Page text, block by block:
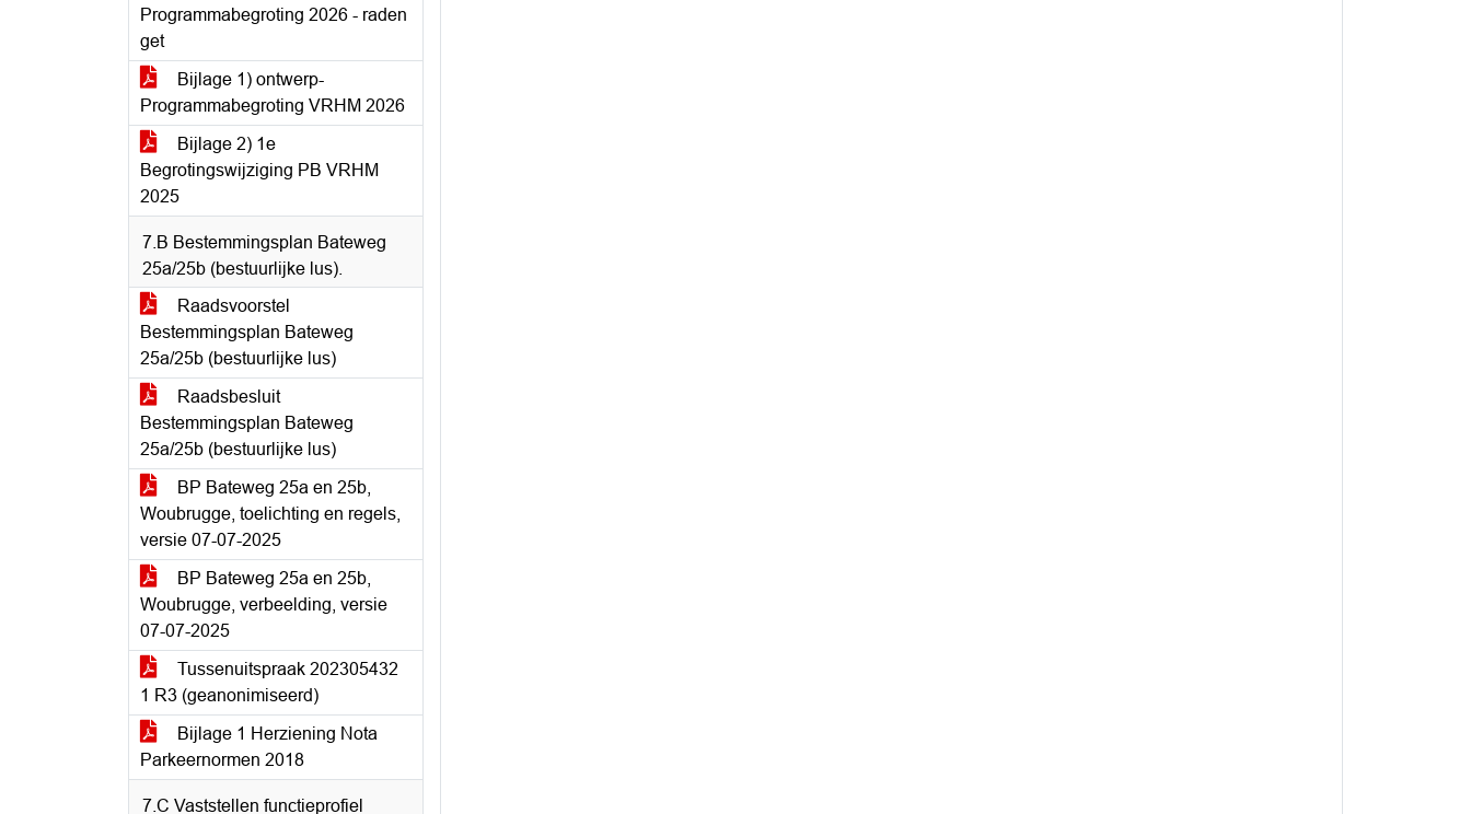
Programmabegroting 2026 - raden
get
Bijlage 1) ontwerp-
Programmabegroting VRHM 2026
Bijlage 2) 1e
Begrotingswijziging PB VRHM
2025
7.B Bestemmingsplan Bateweg
25a/25b (bestuurlijke lus).
Raadsvoorstel
Bestemmingsplan Bateweg
25a/25b (bestuurlijke lus)
Raadsbesluit
Bestemmingsplan Bateweg
25a/25b (bestuurlijke lus)
BP Bateweg 25a en 25b,
Woubrugge, toelichting en regels,
versie 07-07-2025
BP Bateweg 25a en 25b,
Woubrugge, verbeelding, versie
07-07-2025
Tussenuitspraak 202305432
1 R3 (geanonimiseerd)
Bijlage 1 Herziening Nota
Parkeernormen 2018
7.C Vaststellen functieprofiel